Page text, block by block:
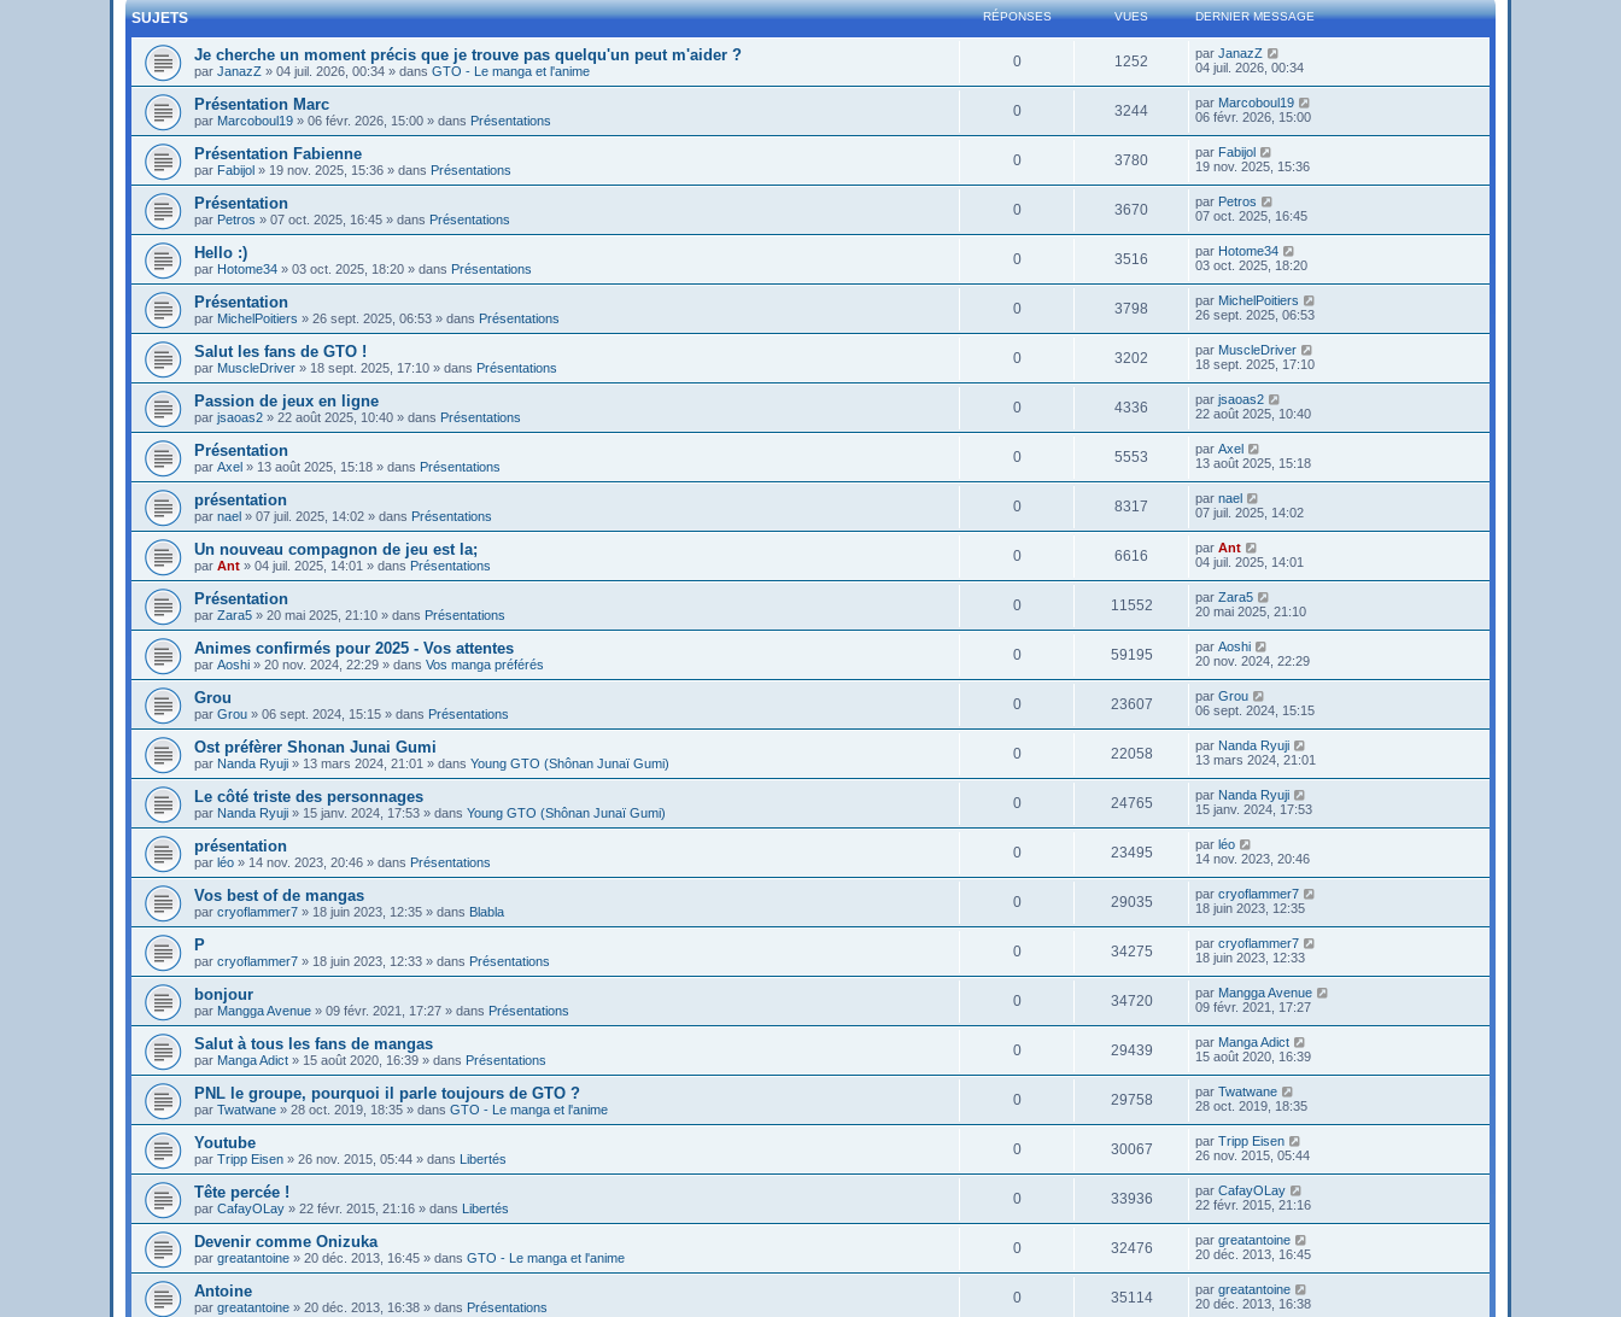
SUJETS RÉPONSES VUES DERNIER MESSAGE
Je cherche un moment précis que je trouve pas quelqu'un peut m'aider ?
par JanazZ » 04 juil. 2026, 00:34 » dans GTO - Le manga et l'anime
0 1252 par JanazZ
04 juil. 2026, 00:34
Présentation Marc
par Marcoboul19 » 06 févr. 2026, 15:00 » dans Présentations
0 3244 par Marcoboul19
06 févr. 2026, 15:00
Présentation Fabienne
par Fabijol » 19 nov. 2025, 15:36 » dans Présentations
0 3780 par Fabijol
19 nov. 2025, 15:36
Présentation
par Petros » 07 oct. 2025, 16:45 » dans Présentations
0 3670 par Petros
07 oct. 2025, 16:45
Hello :)
par Hotome34 » 03 oct. 2025, 18:20 » dans Présentations
0 3516 par Hotome34
03 oct. 2025, 18:20
Présentation
par MichelPoitiers » 26 sept. 2025, 06:53 » dans Présentations
0 3798 par MichelPoitiers
26 sept. 2025, 06:53
Salut les fans de GTO !
par MuscleDriver » 18 sept. 2025, 17:10 » dans Présentations
0 3202 par MuscleDriver
18 sept. 2025, 17:10
Passion de jeux en ligne
par jsaoas2 » 22 août 2025, 10:40 » dans Présentations
0 4336 par jsaoas2
22 août 2025, 10:40
Présentation
par Axel » 13 août 2025, 15:18 » dans Présentations
0 5553 par Axel
13 août 2025, 15:18
présentation
par nael » 07 juil. 2025, 14:02 » dans Présentations
0 8317 par nael
07 juil. 2025, 14:02
Un nouveau compagnon de jeu est la;
par Ant » 04 juil. 2025, 14:01 » dans Présentations
0 6616 par Ant
04 juil. 2025, 14:01
Présentation
par Zara5 » 20 mai 2025, 21:10 » dans Présentations
0 11552 par Zara5
20 mai 2025, 21:10
Animes confirmés pour 2025 - Vos attentes
par Aoshi » 20 nov. 2024, 22:29 » dans Vos manga préférés
0 59195 par Aoshi
20 nov. 2024, 22:29
Grou
par Grou » 06 sept. 2024, 15:15 » dans Présentations
0 23607 par Grou
06 sept. 2024, 15:15
Ost préfèrer Shonan Junai Gumi
par Nanda Ryuji » 13 mars 2024, 21:01 » dans Young GTO (Shônan Junaï Gumi)
0 22058 par Nanda Ryuji
13 mars 2024, 21:01
Le côté triste des personnages
par Nanda Ryuji » 15 janv. 2024, 17:53 » dans Young GTO (Shônan Junaï Gumi)
0 24765 par Nanda Ryuji
15 janv. 2024, 17:53
présentation
par léo » 14 nov. 2023, 20:46 » dans Présentations
0 23495 par léo
14 nov. 2023, 20:46
Vos best of de mangas
par cryoflammer7 » 18 juin 2023, 12:35 » dans Blabla
0 29035 par cryoflammer7
18 juin 2023, 12:35
P
par cryoflammer7 » 18 juin 2023, 12:33 » dans Présentations
0 34275 par cryoflammer7
18 juin 2023, 12:33
bonjour
par Mangga Avenue » 09 févr. 2021, 17:27 » dans Présentations
0 34720 par Mangga Avenue
09 févr. 2021, 17:27
Salut à tous les fans de mangas
par Manga Adict » 15 août 2020, 16:39 » dans Présentations
0 29439 par Manga Adict
15 août 2020, 16:39
PNL le groupe, pourquoi il parle toujours de GTO ?
par Twatwane » 28 oct. 2019, 18:35 » dans GTO - Le manga et l'anime
0 29758 par Twatwane
28 oct. 2019, 18:35
Youtube
par Tripp Eisen » 26 nov. 2015, 05:44 » dans Libertés
0 30067 par Tripp Eisen
26 nov. 2015, 05:44
Tête percée !
par CafayOLay » 22 févr. 2015, 21:16 » dans Libertés
0 33936 par CafayOLay
22 févr. 2015, 21:16
Devenir comme Onizuka
par greatantoine » 20 déc. 2013, 16:45 » dans GTO - Le manga et l'anime
0 32476 par greatantoine
20 déc. 2013, 16:45
Antoine
par greatantoine » 20 déc. 2013, 16:38 » dans Présentations
0 35114 par greatantoine
20 déc. 2013, 16:38